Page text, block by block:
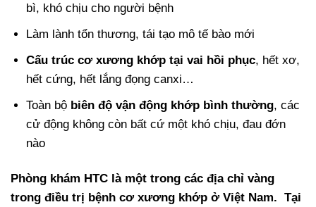
bì, khó chịu cho người bệnh
Làm lành tổn thương, tái tạo mô tế bào mới
Cấu trúc cơ xương khớp tại vai hồi phục, hết xơ,
hết cứng, hết lắng đọng canxi…
Toàn bộ biên độ vận động khớp bình thường, các
cử động không còn bất cứ một khó chịu, đau đớn
nào
Phòng khám HTC là một trong các địa chỉ vàng
trong điều trị bệnh cơ xương khớp ở Việt Nam. Tại